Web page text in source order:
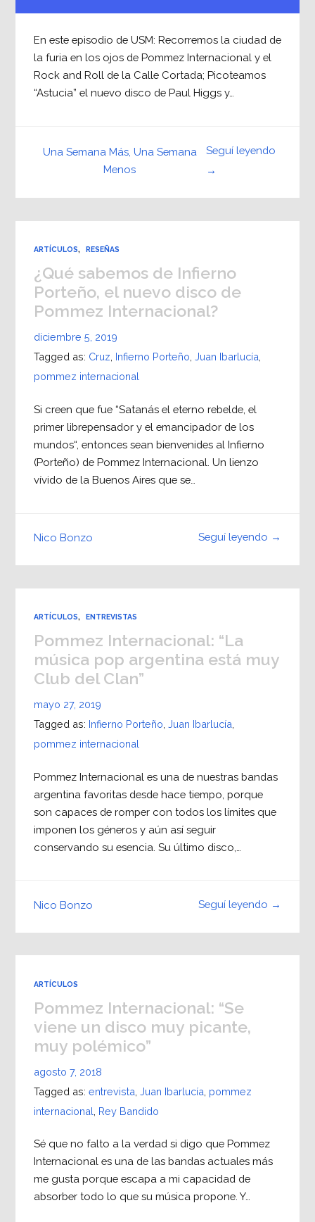
En este episodio de USM: Recorremos la ciudad de
la furia en los ojos de Pommez Internacional y el
Rock and Roll de la Calle Cortada; Picoteamos
“Astucia” el nuevo disco de Paul Higgs y…
Seguí leyendo
→
Una Semana Más, Una Semana
Menos
ARTÍCULOS, RESEÑAS
¿Qué sabemos de Infierno
Porteño, el nuevo disco de
Pommez Internacional?
diciembre 5, 2019
Tagged as: Cruz, Infierno Porteño, Juan Ibarlucía,
pommez internacional
Si creen que fue “Satanás el eterno rebelde, el
primer librepensador y el emancipador de los
mundos“, entonces sean bienvenides al Infierno
(Porteño) de Pommez Internacional. Un lienzo
vívido de la Buenos Aires que se…
Seguí leyendo →
Nico Bonzo
ARTÍCULOS, ENTREVISTAS
Pommez Internacional: “La
música pop argentina está muy
Club del Clan”
mayo 27, 2019
Tagged as: Infierno Porteño Juan Ibarlucía
pommez internacional
Pommez Internacional es una de nuestras bandas
argentina favoritas desde hace tiempo, porque
son capaces de romper con todos los límites que
imponen los géneros y aún así seguir
conservando su esencia. Su último disco,…
Seguí leyendo →
Nico Bonzo
ARTÍCULOS
Pommez Internacional: “Se
viene un disco muy picante,
muy polémico”
agosto 7, 2018
Tagged as: entrevista Juan Ibarlucía pommez
internacional Rey Bandido
Sé que no falto a la verdad si digo que Pommez
Internacional es una de las bandas actuales más
me gusta porque escapa a mi capacidad de
absorber todo lo que su música propone. Y…